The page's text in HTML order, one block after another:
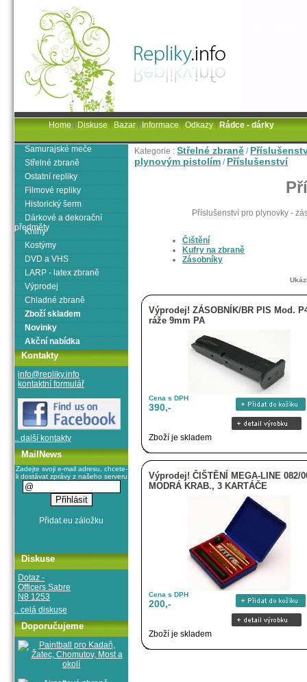
Kategorie : Střelné zbraně /
plynovým pistolím / Příslušenství
Příslušenství pro plynovky -
Čištění
Kufry na zbraně
Zásobníky
Výprodej! ZÁSOBNÍK/BR PIS Mod.
ráže 9mm PA
Cena s DPH
390,-
Zboží je skladem
Výprodej! ČIŠTĚNÍ MEGA-LINE 082/
MODRÁ KRAB., 3 KARTÁČE
Cena s DPH
200,-
Zboží je skladem
Samurajské meče
Střelné zbraně
Ostatní repliky
Filmové repliky
Historický šerm
Dárkové a dekorační
předměty
Knihy
Kostýmy
DVD a VHS
LARP - latex zbraně
Výprodej
Chladné zbraně
Zboží skladem
Novinky
Akční nabídka
Kontakty
info@repliky.info
kontaktní formulář
.. další kontakty
MailNews
Zadejte svoji e-mail adresu, chcete-
li dostávat zprávy z našeho serveru
Diskuse
Dotaz -
Officers Sabre
N8 1253
.. celá diskuse
Doporučujeme
Home|Diskuse|Bazar|Informace|Odkazy|Rádce - dárky